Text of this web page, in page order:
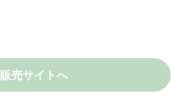
酢 酢 カンタン酢 お
ニック あす楽 これ
販売サイトへ